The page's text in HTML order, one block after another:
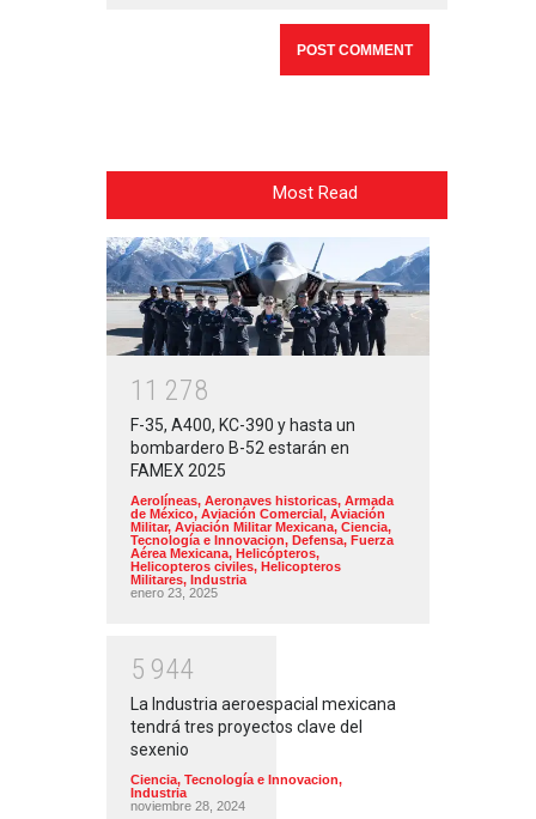
Most Read
1 1 278
F-35, A400, KC-390 y hasta un
bombardero B-52 estarán en
FAMEX 2025
Aerolíneas, Aeronaves historicas, Armada
de México, Aviación Comercial, Aviación
Militar, Aviación Militar Mexicana, Ciencia,
Tecnología e Innovacion, Defensa, Fuerza
Aérea Mexicana, Helicópteros,
Helicopteros civiles, Helicopteros
Militares, Industria
enero 23, 2025
5 944
La Industria aeroespacial mexicana
tendrá tres proyectos clave del
sexenio
Ciencia, Tecnología e Innovacion,
Industria
noviembre 28, 2024